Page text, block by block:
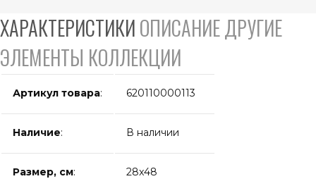
ХАРАКТЕРИСТИКИОПИСАНИЕДРУГИЕ
ЭЛЕМЕНТЫ КОЛЛЕКЦИИ
Артикул товара: 620110000113
Наличие: В наличии
Размер, см: 28x48